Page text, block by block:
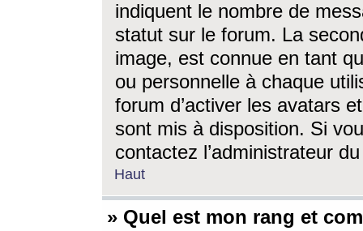
indiquent le nombre de
statut sur le forum. La
image, est connue en tant
ou personnelle à chaque
forum d’activer les avatars
sont mis à disposition. Si
contactez l’administrateur
Haut
» Quel est mon rang et